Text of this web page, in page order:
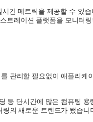
간 메트릭을 제공할 수 있습
트레이션 플랫폼을 모니터링
관리할 필요없이 애플리케
등 단시간에 많은 컴퓨팅 용
의 새로운 트렌드가 됐습니